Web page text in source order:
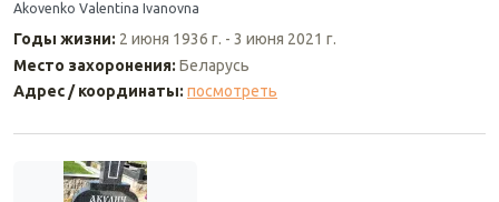
Akovenko Valentina Ivanovna
Годы жизни: 2 июня 1936 г. - 3 июня 2021 г.
Место захоронения: Беларусь
Адрес / координаты: посмотреть